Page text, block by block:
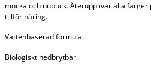
mocka och nubuck. Återupplivar alla
tillför näring.
Vattenbaserad formula.
Biologiskt nedbrytbar.